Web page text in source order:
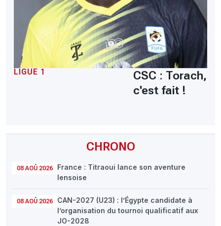
CHRONO
08 AOÛ 2026
France : Titraoui lance son aventure
lensoise
08 AOÛ 2026
CAN-2027 (U23) : l’Égypte candidate à
l’organisation du tournoi qualificatif aux
JO-2028
LIGUE 1
CSC : Torach,
c'est fait !